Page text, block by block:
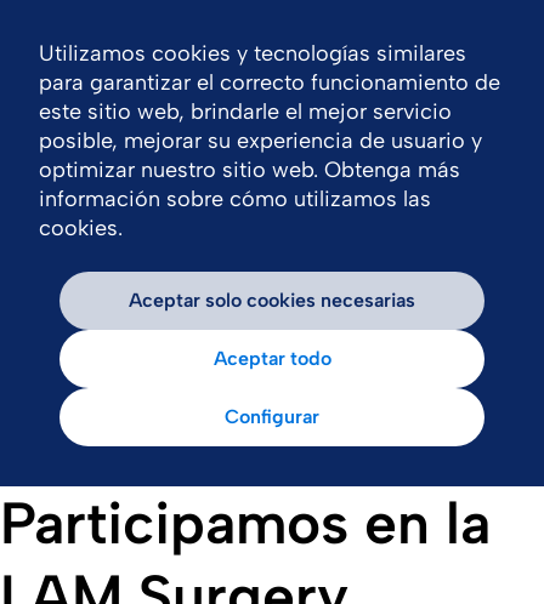
Participamos en la
Utilizamos cookies y tecnologías similares
para garantizar el correcto funcionamiento de
este sitio web, brindarle el mejor servicio
posible, mejorar su experiencia de usuario y
optimizar nuestro sitio web. Obtenga más
información sobre cómo utilizamos las
cookies.
Aceptar solo cookies necesarias
Aceptar todo
Configurar